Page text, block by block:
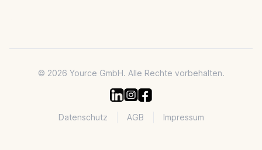
© 2026 Yource GmbH. Alle Rechte vorbehalten.
Datenschutz AGB Impressum